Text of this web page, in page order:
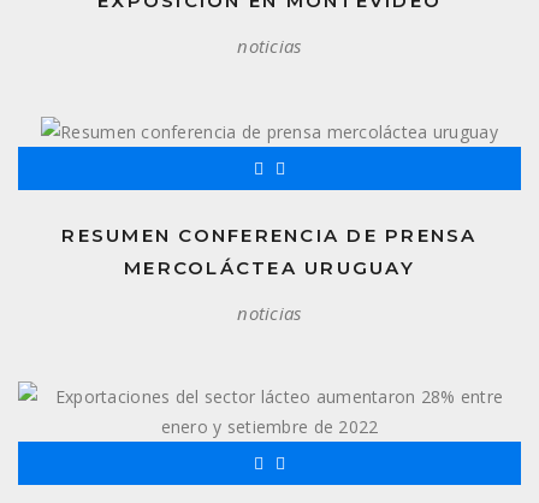
noticias
RESUMEN CONFERENCIA DE PRENSA
MERCOLÁCTEA URUGUAY
noticias